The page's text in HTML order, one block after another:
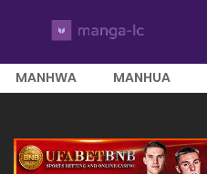
MANHWA MANHUA